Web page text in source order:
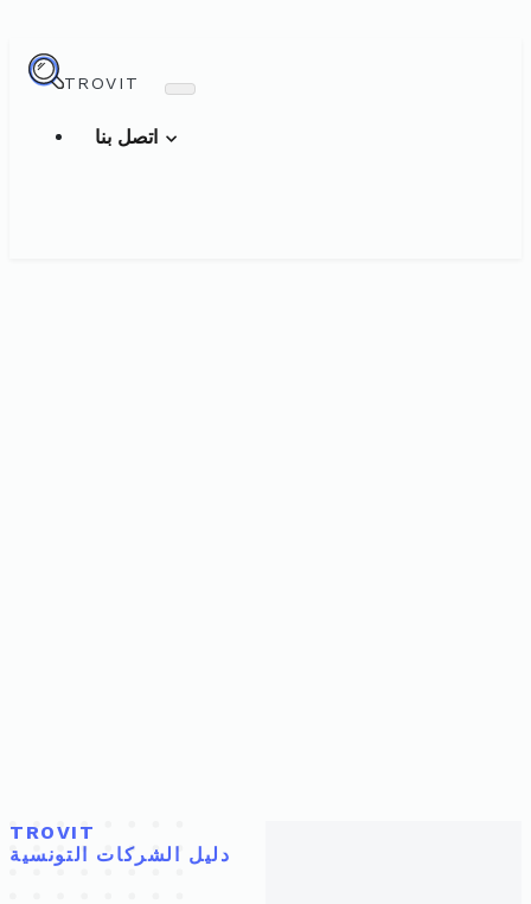
TROVIT
TROVIT
دليل الشركات التونسية